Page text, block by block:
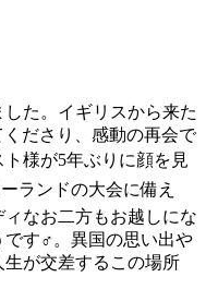
た。イギリスから来た
ださり、感動の再会で
様が5年ぶりに顔を見
ランドの大会に備え
なお二方もお越しにな
です‍♂️️。異国の思い出や
が交差するこの場所